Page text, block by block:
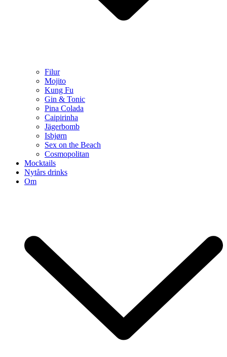
Filur
Mojito
Kung Fu
Gin & Tonic
Pina Colada
Caipirinha
Jägerbomb
Isbjørn
Sex on the Beach
Cosmopolitan
Mocktails
Nytårs drinks
Om